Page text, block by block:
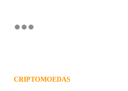
CRIPTOMOEDAS